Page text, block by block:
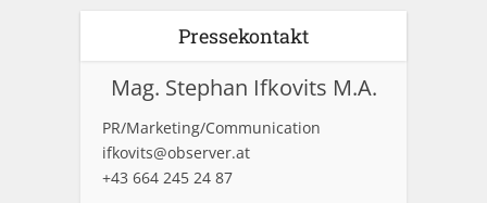
Pressekontakt
Mag. Stephan Ifkovits M.A.
PR/Marketing/Communication
ifkovits@observer.at
+43 664 245 24 87